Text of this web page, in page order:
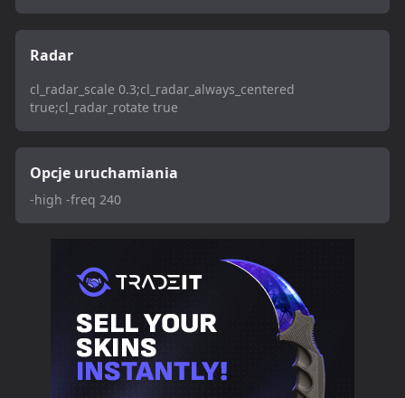
Radar
cl_radar_scale 0.3;cl_radar_always_centered
true;cl_radar_rotate true
Opcje uruchamiania
-high -freq 240